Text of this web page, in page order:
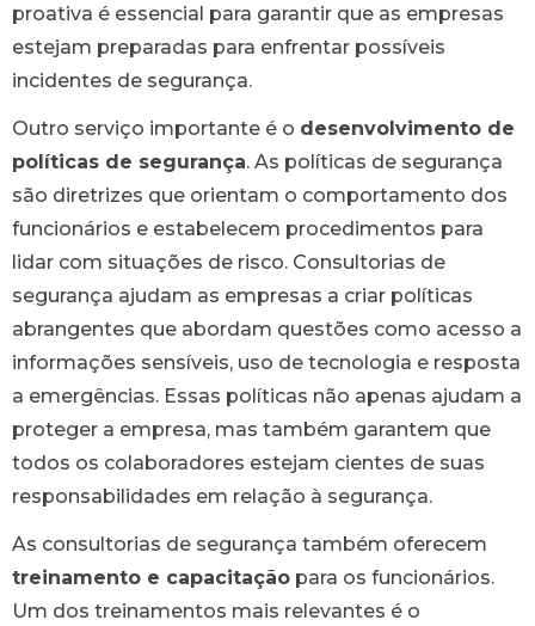
proativa é essencial para garantir que as empresas
estejam preparadas para enfrentar possíveis
incidentes de segurança.
Outro serviço importante é o desenvolvimento de
políticas de segurança. As políticas de segurança
são diretrizes que orientam o comportamento dos
funcionários e estabelecem procedimentos para
lidar com situações de risco. Consultorias de
segurança ajudam as empresas a criar políticas
abrangentes que abordam questões como acesso a
informações sensíveis, uso de tecnologia e resposta
a emergências. Essas políticas não apenas ajudam a
proteger a empresa, mas também garantem que
todos os colaboradores estejam cientes de suas
responsabilidades em relação à segurança.
As consultorias de segurança também oferecem
treinamento e capacitação para os funcionários.
Um dos treinamentos mais relevantes é o